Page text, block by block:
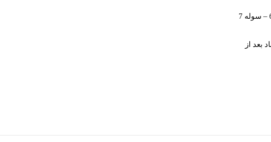
شعبه 2 : شهرک دستغیب – خیابان زیتون – کوچه 6 – سوله 7
بعد از